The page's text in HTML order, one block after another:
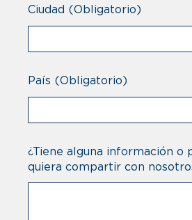
Ciudad (Obligatorio)
País (Obligatorio)
¿Tiene alguna información o
quiera compartir con